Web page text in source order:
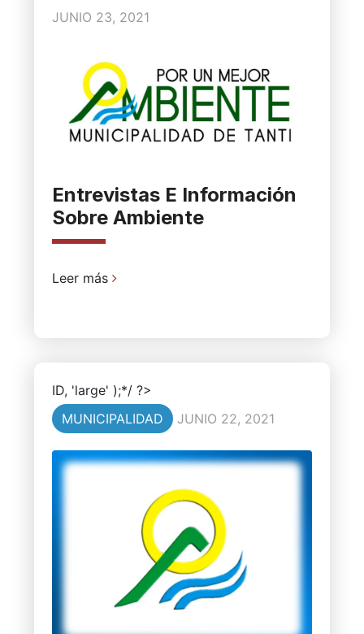
JUNIO 23, 2021
Entrevistas E Información
Sobre Ambiente
Leer más
ID, 'large' );*/ ?>
MUNICIPALIDAD
JUNIO 22, 2021